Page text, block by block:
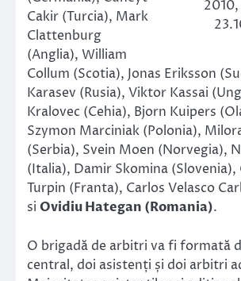
2010,
Cakir (Turcia), Mark
Clattenburg
(Anglia), William
Collum (Scotia), Jonas Eriksson
Karasev (Rusia), Viktor Kassai
Kralovec (Cehia), Bjorn Kuipers
Szymon Marciniak (Polonia),
(Serbia), Svein Moen (Norvegia),
(Italia), Damir Skomina (Slovenia),
Turpin (Franta), Carlos Velasco
si Ovidiu Hategan (Romania).
O brigadă de arbitri va fi formată
central, doi asistenți și doi arbitri